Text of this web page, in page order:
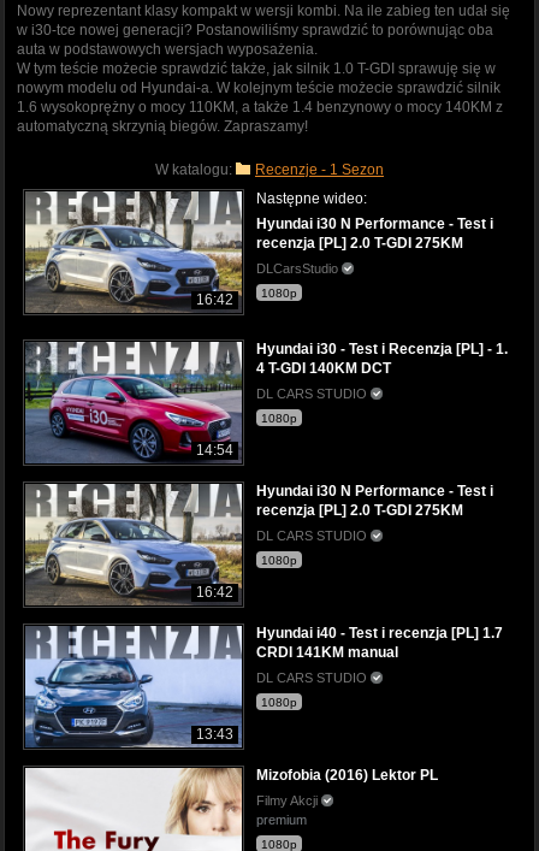
Nowy reprezentant klasy kompakt w wersji kombi. Na ile zabieg ten udał się
w i30-tce nowej generacji? Postanowiliśmy sprawdzić to porównując oba
auta w podstawowych wersjach wyposażenia.
W tym teście możecie sprawdzić także, jak silnik 1.0 T-GDI sprawuję się w
nowym modelu od Hyundai-a. W kolejnym teście możecie sprawdzić silnik
1.6 wysokoprężny o mocy 110KM, a także 1.4 benzynowy o mocy 140KM z
automatyczną skrzynią biegów. Zapraszamy!
W katalogu: Recenzje - 1 Sezon
16:42
Następne wideo:
Hyundai i30 N Performance - Test i
recenzja [PL] 2.0 T-GDI 275KM
DLCarsStudio
1080p
14:54
Hyundai i30 - Test i Recenzja [PL] - 1.
4 T-GDI 140KM DCT
DL CARS STUDIO
1080p
16:42
Hyundai i30 N Performance - Test i
recenzja [PL] 2.0 T-GDI 275KM
DL CARS STUDIO
1080p
13:43
Hyundai i40 - Test i recenzja [PL] 1.7
CRDI 141KM manual
DL CARS STUDIO
1080p
Mizofobia (2016) Lektor PL
Filmy Akcji
premium
1080p